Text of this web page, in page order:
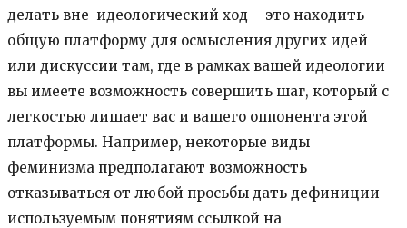
делать вне-идеологический ход – это находить
общую платформу для осмысления других идей
или дискуссии там, где в рамках вашей идеологии
вы имеете возможность совершить шаг, который с
легкостью лишает вас и вашего оппонента этой
платформы. Например, некоторые виды
феминизма предполагают возможность
отказываться от любой просьбы дать дефиниции
используемым понятиям ссылкой на